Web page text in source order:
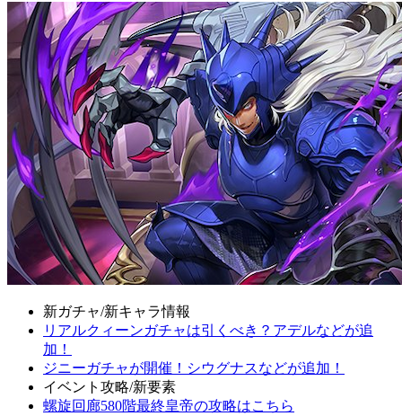
新ガチャ/新キャラ情報
リアルクィーンガチャは引くべき？アデルなどが追
加！
ジニーガチャが開催！シウグナスなどが追加！
イベント攻略/新要素
螺旋回廊580階最終皇帝の攻略はこちら